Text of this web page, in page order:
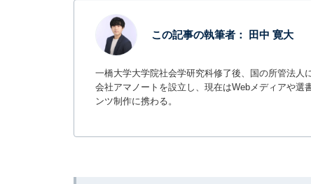
この記事の執筆者： 田中 寛大
一橋大学大学院社会学研究科修了後、国の所管法人
会社アマノートを設立し、現在はWebメディアや
ンツ制作に携わる。